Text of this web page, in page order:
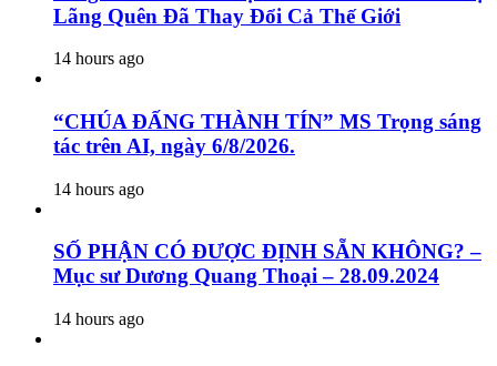
Lãng Quên Đã Thay Đổi Cả Thế Giới
14 hours ago
“CHÚA ĐẤNG THÀNH TÍN” MS Trọng sáng
tác trên AI, ngày 6/8/2026.
14 hours ago
SỐ PHẬN CÓ ĐƯỢC ĐỊNH SẴN KHÔNG? –
Mục sư Dương Quang Thoại – 28.09.2024
14 hours ago